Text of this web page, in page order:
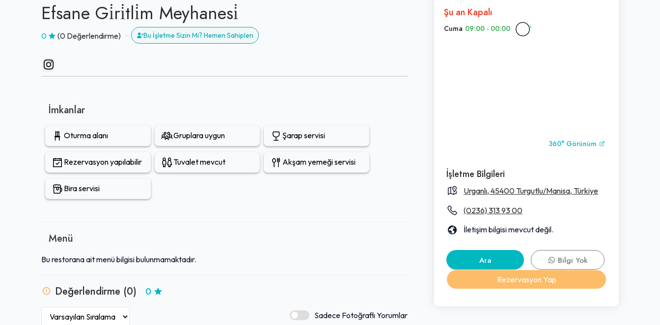
Efsane Gi̇ri̇tli̇m Meyhanesi̇
0 (0 Değerlendirme) Bu İşletme Sizin Mi? Hemen Sahiplen
İmkanlar
Oturma alanı Gruplara uygun Şarap servisi
Rezervasyon yapılabilir Tuvalet mevcut Akşam yemeği servisi
Bira servisi
Menü
Bu restorana ait menü bilgisi bulunmamaktadır.
Değerlendirme (0) 0
Sadece Fotoğraflı Yorumlar
Şu an Kapalı
Cuma 09:00 - 00:00
360° Görünüm
İşletme Bilgileri
Urganlı, 45400 Turgutlu/Manisa, Türkiye
(0236) 313 93 00
İletişim bilgisi mevcut değil.
Ara
Bilgi Yok
Rezervasyon Yap